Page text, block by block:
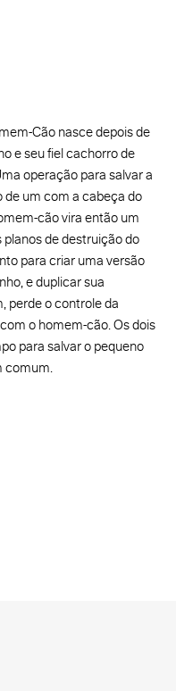
Cão nasce depois de
e seu fiel cachorro de
operação para salvar a
de um com a cabeça do
cão vira então um
de destruição do
para criar uma versão
e duplicar sua
perde o controle da
o homem-cão. Os dois
para salvar o pequeno
comum.